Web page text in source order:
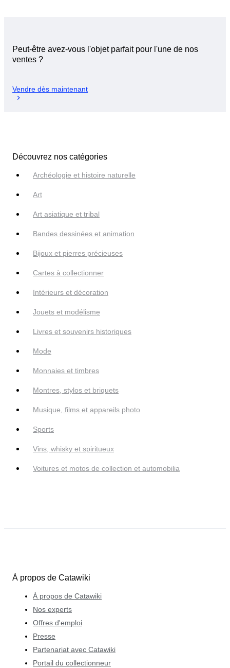
Peut-être avez-vous l'objet parfait pour l'une de nos
ventes ?
Vendre dès maintenant
Découvrez nos catégories
Archéologie et histoire naturelle
Art
Art asiatique et tribal
Bandes dessinées et animation
Bijoux et pierres précieuses
Cartes à collectionner
Intérieurs et décoration
Jouets et modélisme
Livres et souvenirs historiques
Mode
Monnaies et timbres
Montres, stylos et briquets
Musique, films et appareils photo
Sports
Vins, whisky et spiritueux
Voitures et motos de collection et automobilia
À propos de Catawiki
À propos de Catawiki
Nos experts
Offres d'emploi
Presse
Partenariat avec Catawiki
Portail du collectionneur